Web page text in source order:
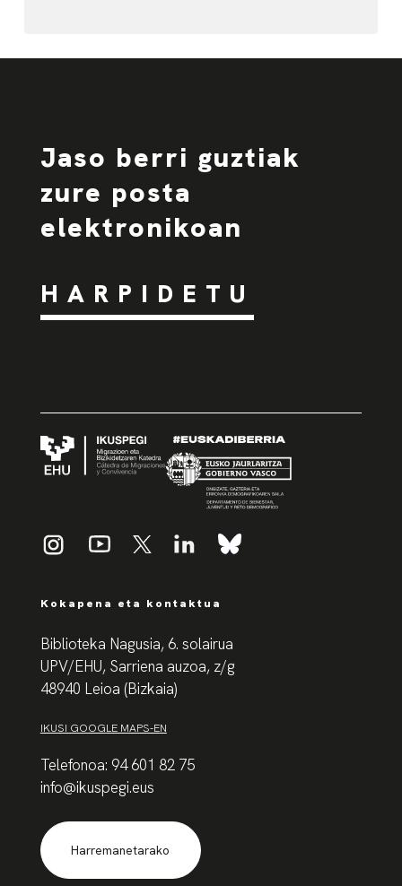
Jaso berri guztiak
zure posta
elektronikoan
HARPIDETU
Kokapena eta kontaktua
Biblioteka Nagusia, 6. solairua
UPV/EHU, Sarriena auzoa, z/g
48940 Leioa (Bizkaia)
IKUSI GOOGLE MAPS-EN
Telefonoa: 94 601 82 75
info@ikuspegi.eus
Harremanetarako